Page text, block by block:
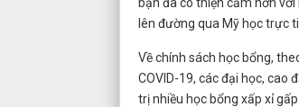
lên đường qua Mỹ học trực
Về chính sách học bổng,
COVID-19, các đại học, cao
trị nhiều học bổng xấp xỉ